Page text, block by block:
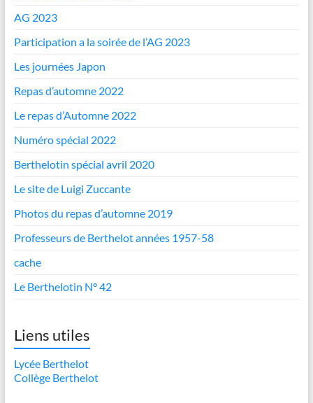
AG 2023
Participation a la soirée de l’AG 2023
Les journées Japon
Repas d’automne 2022
Le repas d’Automne 2022
Numéro spécial 2022
Berthelotin spécial avril 2020
Le site de Luigi Zuccante
Photos du repas d’automne 2019
Professeurs de Berthelot années 1957-58
cache
Le Berthelotin N° 42
Liens utiles
Lycée Berthelot
Collège Berthelot